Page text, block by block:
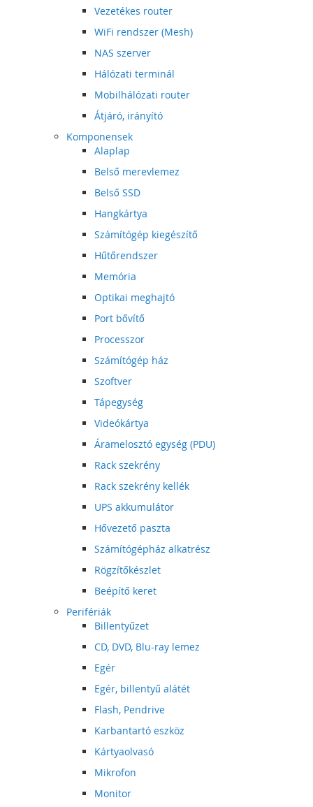
Vezetékes router
WiFi rendszer (Mesh)
NAS szerver
Hálózati terminál
Mobilhálózati router
Átjáró, irányító
Komponensek
Alaplap
Belső merevlemez
Belső SSD
Hangkártya
Számítógép kiegészítő
Hűtőrendszer
Memória
Optikai meghajtó
Port bővítő
Processzor
Számítógép ház
Szoftver
Tápegység
Videókártya
Áramelosztó egység (PDU)
Rack szekrény
Rack szekrény kellék
UPS akkumulátor
Hővezető paszta
Számítógépház alkatrész
Rögzítőkészlet
Beépítő keret
Perifériák
Billentyűzet
CD, DVD, Blu-ray lemez
Egér
Egér, billentyű alátét
Flash, Pendrive
Karbantartó eszköz
Kártyaolvasó
Mikrofon
Monitor